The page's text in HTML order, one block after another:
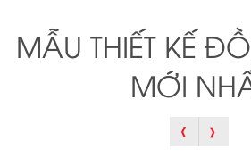
MẪU THIẾT KẾ
MỚI